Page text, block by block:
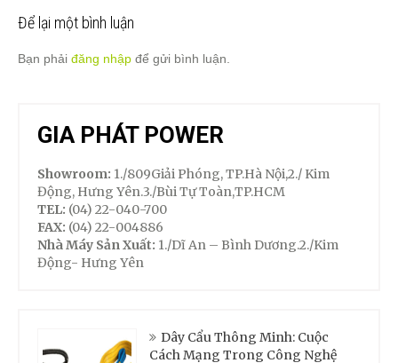
Để lại một bình luận
Bạn phải đăng nhập để gửi bình luận.
GIA PHÁT POWER
Showroom: 1./809Giải Phóng, TP.Hà Nội,2./ Kim
Động, Hưng Yên.3./Bùi Tự Toàn,TP.HCM
TEL: (04) 22-040-700
FAX: (04) 22-004886
Nhà Máy Sản Xuất: 1./Dĩ An – Bình Dương.2./Kim
Động- Hưng Yên
Dây Cẩu Thông Minh: Cuộc
Cách Mạng Trong Công Nghệ